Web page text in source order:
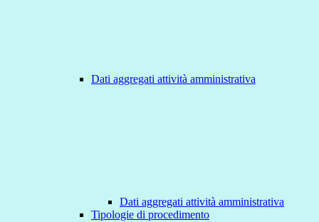
Dati aggregati attività amministrativa
Dati aggregati attività amministrativa
Tipologie di procedimento